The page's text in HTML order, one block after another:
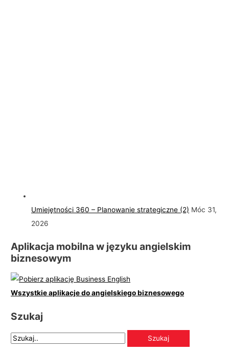
Umiejętności 360 – Planowanie strategiczne (2) Móc 31,
2026
Aplikacja mobilna w języku angielskim
biznesowym
Wszystkie aplikacje do angielskiego biznesowego
Szukaj